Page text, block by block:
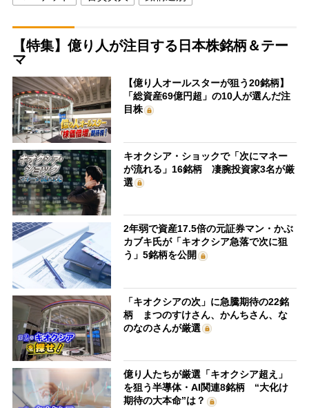
【特集】億り人が注目する日本株銘柄＆テー
マ
【億り人オールスターが狙う20銘柄】
「総資産69億円超」の10人が選んだ注
目株
キオクシア・ショックで「次にマネー
が流れる」16銘柄 凄腕投資家3名が厳
選
2年弱で資産17.5倍の元証券マン・かぶ
カブキ氏が「キオクシア急落で次に狙
う」5銘柄を公開
「キオクシアの次」に急騰期待の22銘
柄 まつのすけさん、かんちさん、な
のなのさんが厳選
億り人たちが厳選「キオクシア超え」
を狙う半導体・AI関連8銘柄 “大化け
期待の大本命”は？